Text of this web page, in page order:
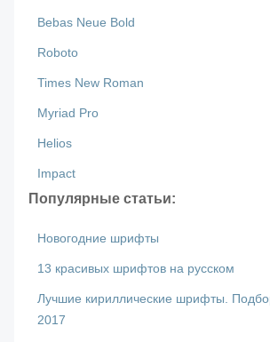
Bebas Neue Bold
Roboto
Times New Roman
Myriad Pro
Helios
Impact
Популярные статьи:
Новогодние шрифты
13 красивых шрифтов на русском
Лучшие кириллические шрифты.
2017